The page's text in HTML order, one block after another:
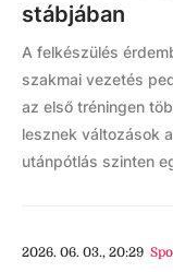
stábjában
A felkészülés
szakmai vezetés
az első tréningen
lesznek változások
utánpótlás szinten
2026. 06. 03., 20:29